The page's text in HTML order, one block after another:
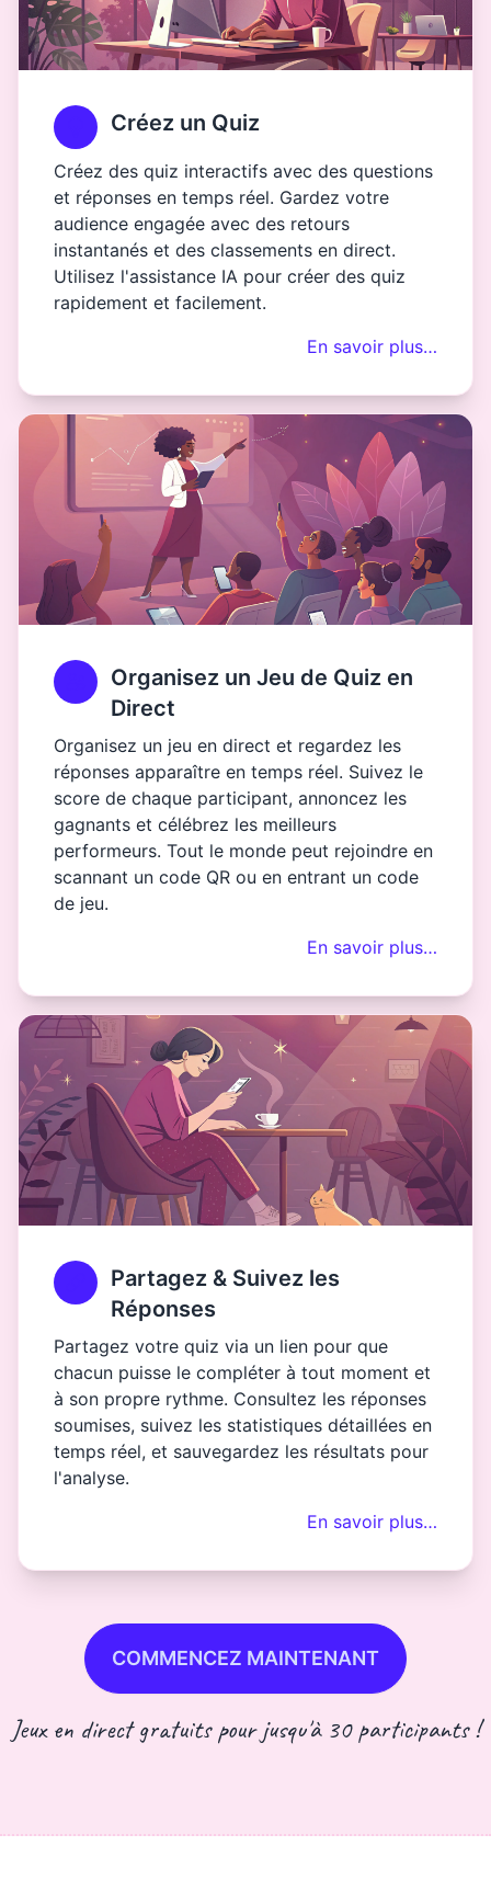
Créez un Quiz
Créez des quiz interactifs avec des questions
et réponses en temps réel. Gardez votre
audience engagée avec des retours
instantanés et des classements en direct.
Utilisez l'assistance IA pour créer des quiz
rapidement et facilement.
En savoir plus…
Organisez un Jeu de Quiz en
Direct
Organisez un jeu en direct et regardez les
réponses apparaître en temps réel. Suivez le
score de chaque participant, annoncez les
gagnants et célébrez les meilleurs
performeurs. Tout le monde peut rejoindre en
scannant un code QR ou en entrant un code
de jeu.
En savoir plus…
Partagez & Suivez les
Réponses
Partagez votre quiz via un lien pour que
chacun puisse le compléter à tout moment et
à son propre rythme. Consultez les réponses
soumises, suivez les statistiques détaillées en
temps réel, et sauvegardez les résultats pour
l'analyse.
En savoir plus…
COMMENCEZ MAINTENANT
Jeux en direct gratuits pour jusqu'à 30 participants !